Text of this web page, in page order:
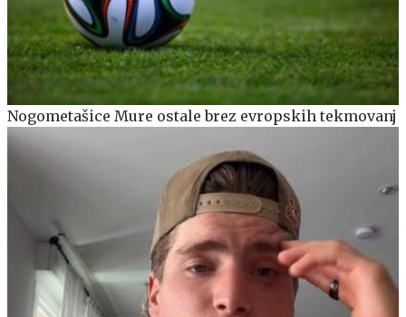
Nogometašice Mure ostale brez evropskih tekmovanj